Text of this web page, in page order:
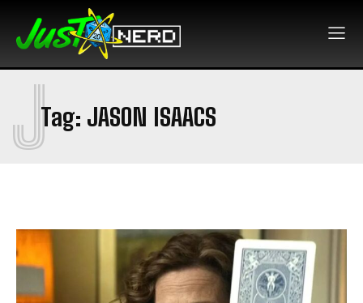
Tag: JASON ISAACS
J